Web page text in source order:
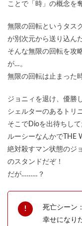
ことで「時」の概念を
無限の回転というタス
が別次元から送り込ん
そんな無限の回転を攻
が…。
無限の回転は止まった
ジョニィを退け、優勝
シェルターのあるトリ
そこでDioを出待ちして
ルーシーなんかでTHE
絶対殺すマン状態のジ
のスタンドだぞ！
だが………？
死亡シーン：
幸せになり